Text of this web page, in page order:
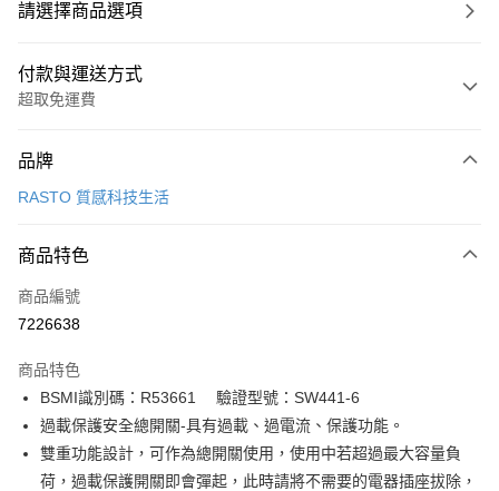
請選擇商品選項
付款與運送方式
超取免運費
信用卡一次付款
Apple Pay
街口支付
ATM付款
運送方式
付款後全家取貨
品牌
RASTO 質感科技生活
商品特色
商品編號
7226638
商品特色
BSMI識別碼：R53661 驗證型號：SW441-6
過載保護安全總開關-具有過載、過電流、保護功能。
雙重功能設計，可作為總開關使用，使用中若超過最大容量負
荷，過載保護開關即會彈起，此時請將不需要的電器插座拔除，